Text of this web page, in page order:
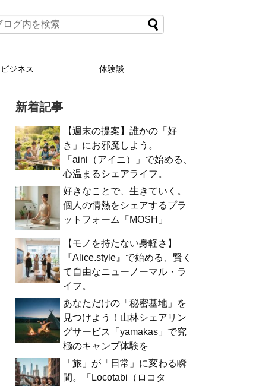
ビジネス 体験談
新着記事
【週末の提案】誰かの「好
き」にお邪魔しよう。
「aini（アイニ）」で始める、
心温まるシェアライフ。
好きなことで、生きていく。
個人の情熱をシェアするプラ
ットフォーム「MOSH」
【モノを持たない身軽さ】
『Alice.style』で始める、賢く
て自由なニューノーマル・ラ
イフ。
あなただけの「秘密基地」を
見つけよう！山林シェアリン
グサービス「yamakas」で究
極のキャンプ体験を
「旅」が「日常」に変わる瞬
間。「Locotabi（ロコタ